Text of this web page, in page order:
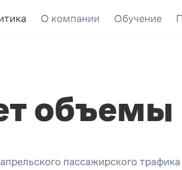
О компании Обучение
объемы
пассажирского